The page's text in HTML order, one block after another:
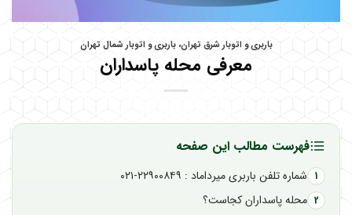
باربری و اتوبار شرق تهران،باربری و اتوبار شمال تهران
معرفی محله پاسداران
فهرست مطالب این صفحه
شماره تلفن باربری میرداماد : ۲۲۹۰۰۸۴۹-۰۲۱
محله پاسداران کجاست؟